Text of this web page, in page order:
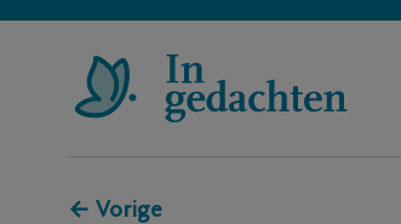
← Vorige